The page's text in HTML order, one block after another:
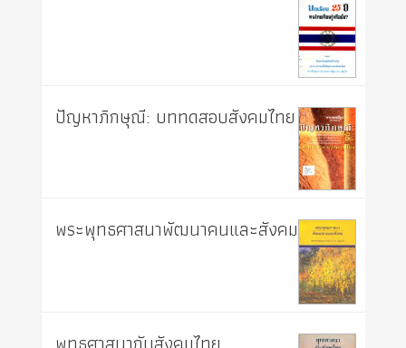
ปัญหาภิกษุณี: บททดสอบสังคมไทย
พระพุทธศาสนาพัฒนาคนและสังคม